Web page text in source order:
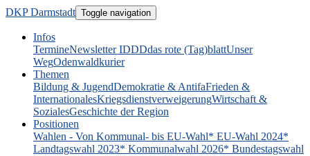
DKP Darmstadt Toggle navigation
Infos
TermineNewsletter IDDDdas rote (Tag)blattUnser
WegOdenwaldkurier
Themen
Bildung & JugendDemokratie & AntifaFrieden &
InternationalesKriegsdienstverweigerungWirtschaft &
SozialesGeschichte der Region
Positionen
Wahlen - Von Kommunal- bis EU-Wahl* EU-Wahl 2024*
Landtagswahl 2023* Kommunalwahl 2026* Bundestagswahl